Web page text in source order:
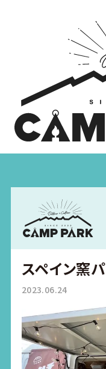
スペイン窯
2023.06.24